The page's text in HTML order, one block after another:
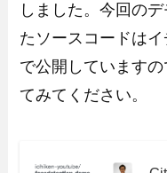
しました。今回の
たソースコードは
で公開しています
てみてください。